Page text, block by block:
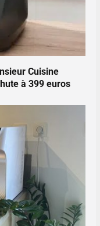
Cuisine
à 399 euros